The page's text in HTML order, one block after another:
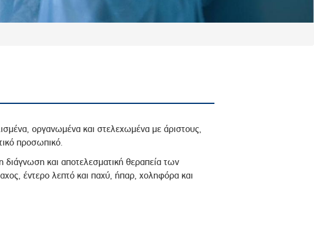
οργανωμένα και στελεχωμένα με άριστους,
προσωπικό.
διάγνωση και αποτελεσματική θεραπεία των
έντερο λεπτό και παχύ, ήπαρ, χοληφόρα και